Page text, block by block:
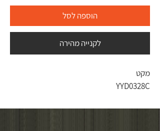
הוספה לסל
לקנייה מהירה
מקט
YYD0328C